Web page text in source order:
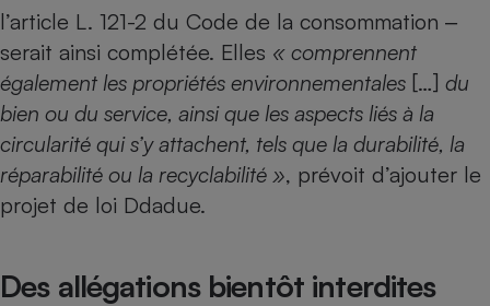
l’article L. 121-2 du Code de la consommation ‒
serait ainsi complétée. Elles « comprennent
également les propriétés environnementales […] du
bien ou du service, ainsi que les aspects liés à la
circularité qui s’y attachent, tels que la durabilité, la
réparabilité ou la recyclabilité », prévoit d’ajouter le
projet de loi Ddadue.
Des allégations bientôt interdites